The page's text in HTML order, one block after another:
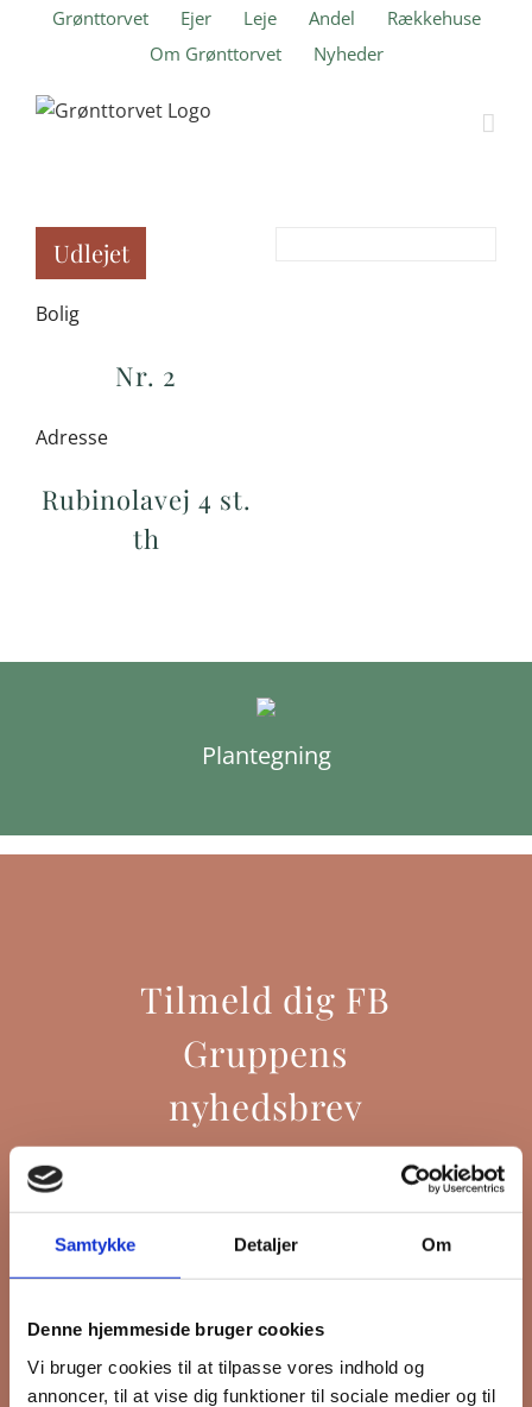
Samtykke Detaljer Om
Denne hjemmeside bruger cookies
Vi bruger cookies til at tilpasse vores indhold og
annoncer, til at vise dig funktioner til sociale medier og til
Grønttorvet Ejer Leje Andel
Rækkehuse
Om Grønttorvet
Nyheder
Udlejet
Bolig
Nr. 2
Adresse
Rubinolavej 4 st.
th
Plantegning
Tilmeld dig FB
Gruppens
nyhedsbrev
Hold dig opdateret på hvad der sker
på Grønttorvet. I vores nyhedsbrev
sender vi blandt andet invitation til
boliger til salg, så du kan komme
først i køen.